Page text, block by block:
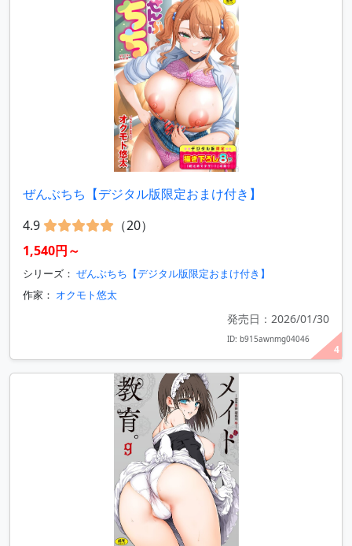
4
ぜんぶちち【デジタル版限定おまけ付き】
4.9
（20）
1,540円～
シリーズ： ぜんぶちち【デジタル版限定おまけ付き】
作家： オクモト悠太
発売日：2026/01/30
ID: b915awnmg04046